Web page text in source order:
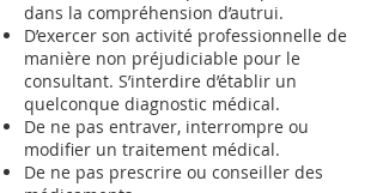
dans la compréhension d’autrui.
D’exercer son activité professionnelle de
manière non préjudiciable pour le
consultant. S’interdire d’établir un
quelconque diagnostic médical.
De ne pas entraver, interrompre ou
modifier un traitement médical.
De ne pas prescrire ou conseiller des